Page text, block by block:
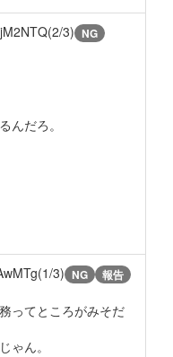
3) NG
んだろ。
3) NG 報告
ってところがみそだ
ゃん。